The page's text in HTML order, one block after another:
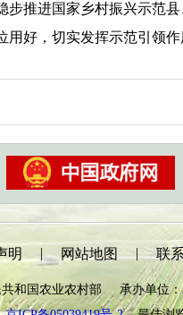
步推进国家乡村振兴示范
好，切实发挥示范引领作
明 | 网站地图 | 联
共和国农业农村部 承办单位：